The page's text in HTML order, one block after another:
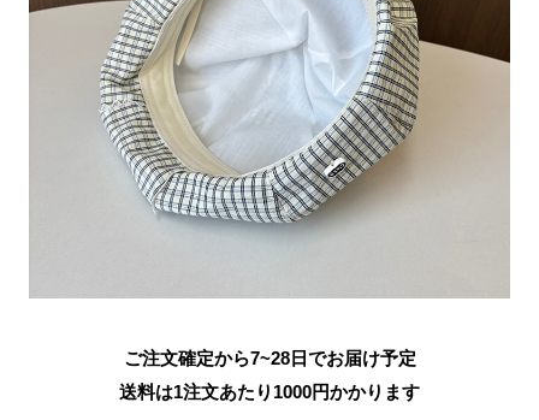
ご注文確定から7~28日でお届け予定
送料は1注文あたり 1000円かかります